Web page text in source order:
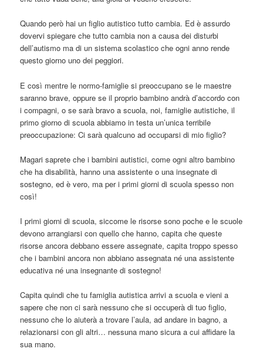
Quando però hai un figlio autistico tutto cambia. Ed è assurdo
dovervi spiegare che tutto cambia non a causa dei disturbi
dell’autismo ma di un sistema scolastico che ogni anno rende
questo giorno uno dei peggiori.
E così mentre le normo-famiglie si preoccupano se le maestre
saranno brave, oppure se il proprio bambino andrà d’accordo con
i compagni, o se sarà bravo a scuola, noi, famiglie autistiche, il
primo giorno di scuola abbiamo in testa un’unica terribile
preoccupazione: Ci sarà qualcuno ad occuparsi di mio figlio?
Magari saprete che i bambini autistici, come ogni altro bambino
che ha disabilità, hanno una assistente o una insegnate di
sostegno, ed è vero, ma per i primi giorni di scuola spesso non
così!
I primi giorni di scuola, siccome le risorse sono poche e le scuole
devono arrangiarsi con quello che hanno, capita che queste
risorse ancora debbano essere assegnate, capita troppo spesso
che i bambini ancora non abbiano assegnata né una assistente
educativa né una insegnante di sostegno!
Capita quindi che tu famiglia autistica arrivi a scuola e vieni a
sapere che non ci sarà nessuno che si occuperà di tuo figlio,
nessuno che lo aiuterà a trovare l’aula, ad andare in bagno, a
relazionarsi con gli altri… nessuna mano sicura a cui affidare la
sua mano.